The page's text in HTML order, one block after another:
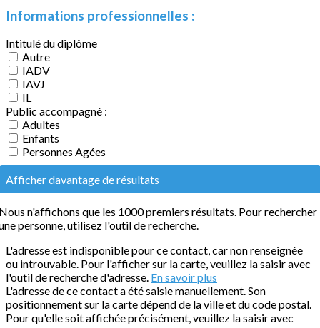
Informations professionnelles :
Intitulé du diplôme
Autre
IADV
IAVJ
IL
Public accompagné :
Adultes
Enfants
Personnes Agées
Afficher davantage de résultats
n'affichons que les 1000 premiers résultats. Pour rechercher
personne, utilisez l'outil de recherche.
L'adresse est indisponible pour ce contact, car non renseignée
ou introuvable. Pour l'afficher sur la carte, veuillez la saisir avec
l'outil de recherche d'adresse. En savoir plus
L'adresse de ce contact a été saisie manuellement. Son
positionnement sur la carte dépend de la ville et du code postal.
Pour qu'elle soit affichée précisément, veuillez la saisir avec